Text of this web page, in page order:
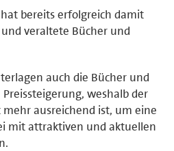
bereits erfolgreich damit
veraltete Bücher und
auch die Bücher und
weshalb der
ausreichend ist, um eine
mit attraktiven und aktuellen